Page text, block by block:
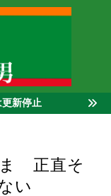
更新停止
正直そ
い